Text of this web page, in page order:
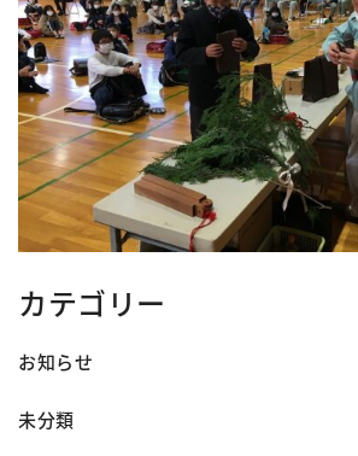
カテゴリー
お知らせ
未分類